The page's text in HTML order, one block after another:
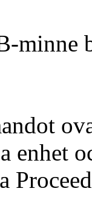
minne
enhet
Proceed